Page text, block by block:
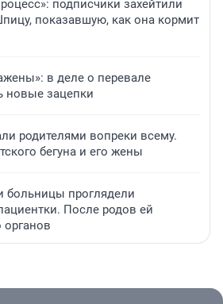
подписчики захейтили
показавшую, как она кормит
в деле о перевале
новые зацепки
родителями вопреки всему.
бегуна и его жены
больницы проглядели
После родов ей
органов